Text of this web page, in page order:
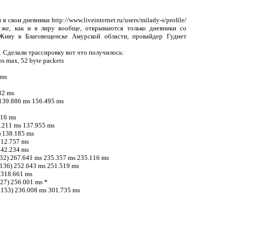
свои дневники http://www.liveinternet.ru/users/milady-s/profile/
как и в лиру вообще, открываются только дневники со
в Благовещенске Амурской области, провайдер Гуднет
трассировку вот что получилось:
max, 52 byte packets
ms
ms 156.495 ms
ms
ms 137.955 ms
ms
ms
ms
267.641 ms 235.357 ms 235.116 ms
252.643 ms 251.519 ms
ms
256.001 ms *
236.008 ms 301.735 ms